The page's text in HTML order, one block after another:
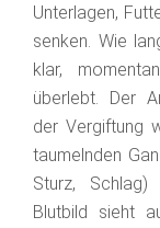
Unterlagen,
senken. Wie
klar,
überlebt. Der
der Vergiftung
taumelnden
Sturz, Schlag)
Blutbild sieht